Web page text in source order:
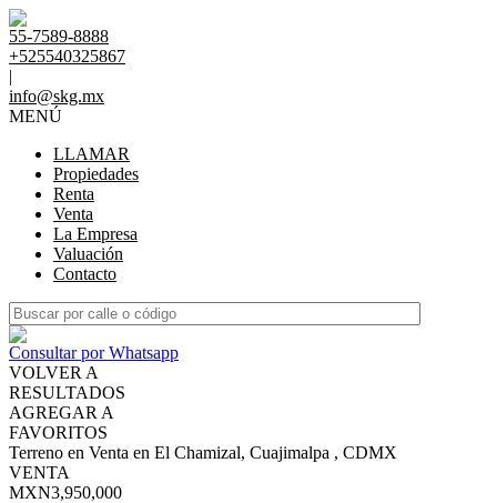
55-7589-8888
+525540325867
|
info@skg.mx
MENÚ
LLAMAR
Propiedades
Renta
Venta
La Empresa
Valuación
Contacto
Consultar por Whatsapp
VOLVER A
RESULTADOS
AGREGAR A
FAVORITOS
Terreno en Venta en El Chamizal, Cuajimalpa , CDMX
VENTA
MXN3,950,000